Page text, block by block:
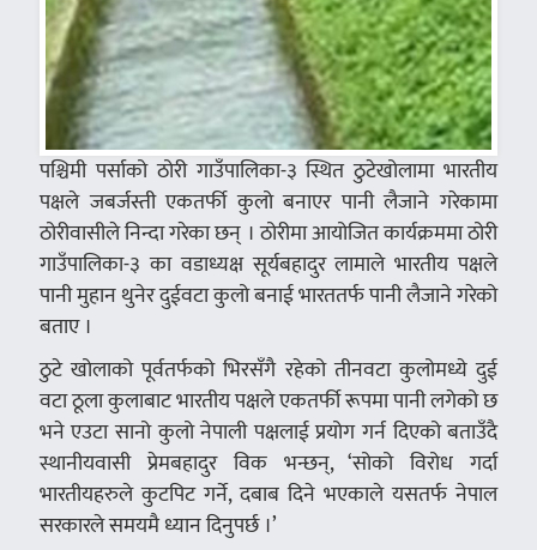
पश्चिमी पर्साको ठोरी गाउँपालिका-३ स्थित ठुटेखोलामा भारतीय
पक्षले जबर्जस्ती एकतर्फी कुलो बनाएर पानी लैजाने गरेकामा
ठोरीवासीले निन्दा गरेका छन् । ठोरीमा आयोजित कार्यक्रममा ठोरी
गाउँपालिका-३ का वडाध्यक्ष सूर्यबहादुर लामाले भारतीय पक्षले
पानी मुहान थुनेर दुईवटा कुलो बनाई भारततर्फ पानी लैजाने गरेको
बताए ।
ठुटे खोलाको पूर्वतर्फको भिरसँगै रहेको तीनवटा कुलोमध्ये दुई
वटा ठूला कुलाबाट भारतीय पक्षले एकतर्फी रूपमा पानी लगेको छ
भने एउटा सानो कुलो नेपाली पक्षलाई प्रयोग गर्न दिएको बताउँदै
स्थानीयवासी प्रेमबहादुर विक भन्छन्, ‘सोको विरोध गर्दा
भारतीयहरुले कुटपिट गर्ने, दबाब दिने भएकाले यसतर्फ नेपाल
सरकारले समयमै ध्यान दिनुपर्छ ।’